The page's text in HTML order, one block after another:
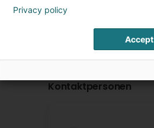
Kontaktpersonen
Privacy policy
Accept